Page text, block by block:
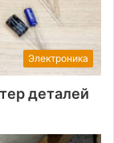
Электроника
деталей